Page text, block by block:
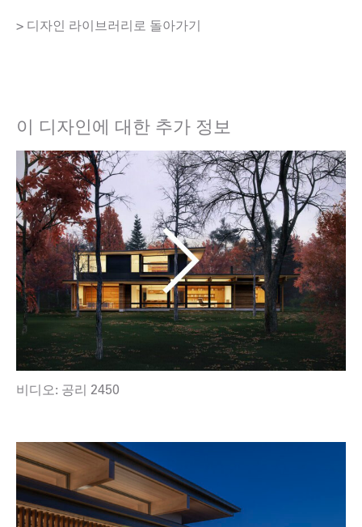
> 디자인 라이브러리로 돌아가기
이 디자인에 대한 추가 정보
비디오: 공리 2450